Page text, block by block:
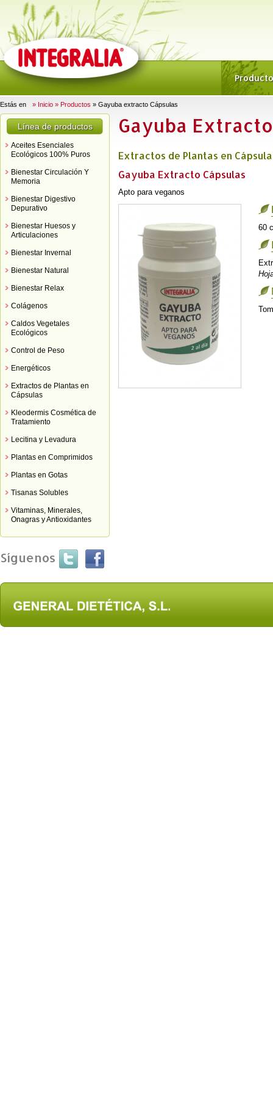
Estás en » Inicio » Productos » Gayuba extracto Cápsulas
Línea de productos
Aceites Esenciales
Ecológicos 100% Puros
Bienestar Circulación Y
Memoria
Bienestar Digestivo
Depurativo
Bienestar Huesos y
Articulaciones
Bienestar Invernal
Bienestar Natural
Bienestar Relax
Colágenos
Caldos Vegetales
Ecológicos
Control de Peso
Energéticos
Extractos de Plantas en
Cápsulas
Kleodermis Cosmética de
Tratamiento
Lecitina y Levadura
Plantas en Comprimidos
Plantas en Gotas
Tisanas Solubles
Vitaminas, Minerales,
Onagras y Antioxidantes
Síguenos
Gayuba
Extractos de Plantas en
Gayuba Extracto Cápsulas
Apto para veganos
60